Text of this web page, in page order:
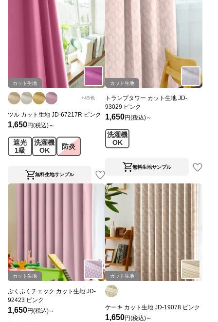
カット生地
+45色
ツル カット生地 JD-67217R ピンク
1,650円(税込)～
遮光
1級
洗濯機
OK
防炎
無料生地サンプル
カット生地
トランプタワー カット生地 JD-
93029 ピンク
1,650円(税込)～
洗濯機
OK
無料生地サンプル
カット生地
ぷくぷくチェック カット生地 JD-
92423 ピンク
1,650円(税込)～
カット生地
ケーキ カット生地 JD-19078 ピンク
1,650円(税込)～